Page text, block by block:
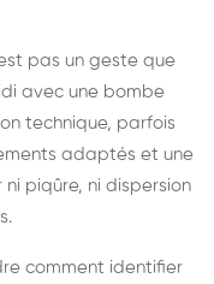
pas un geste que
avec une bombe
technique, parfois
adaptés et une
piqûre, ni dispersion
comment identifier